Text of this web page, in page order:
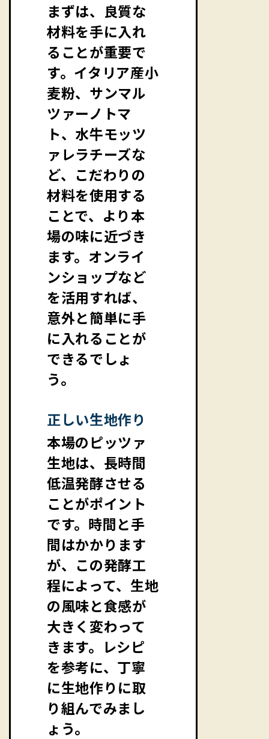
まずは、良質な
材料を手に入れ
ることが重要で
す。イタリア産小
麦粉、サンマル
ツァーノトマ
ト、水牛モッツ
ァレラチーズな
ど、こだわりの
材料を使用する
ことで、より本
場の味に近づき
ます。オンライ
ンショップなど
を活用すれば、
意外と簡単に手
に入れることが
できるでしょ
う。
正しい生地作り
本場のピッツァ
生地は、長時間
低温発酵させる
ことがポイント
です。時間と手
間はかかります
が、この発酵工
程によって、生地
の風味と食感が
大きく変わって
きます。レシピ
を参考に、丁寧
に生地作りに取
り組んでみまし
ょう。